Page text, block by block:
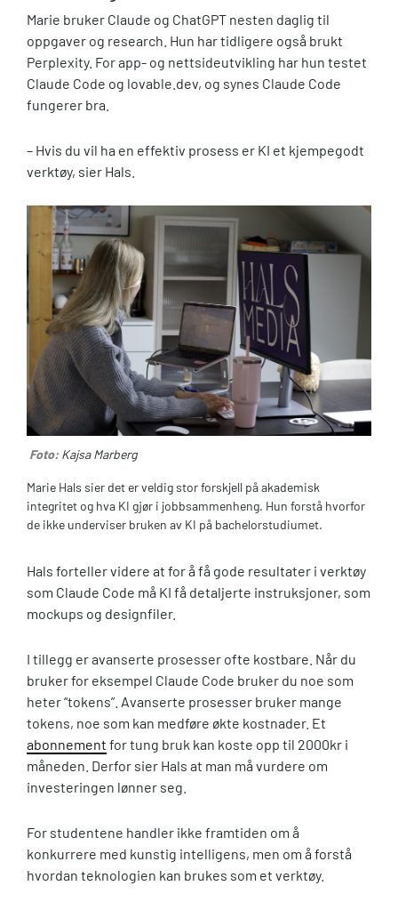
Marie bruker Claude og ChatGPT nesten daglig til
oppgaver og research. Hun har tidligere også brukt
Perplexity. For app- og nettsideutvikling har hun testet
Claude Code og lovable.dev, og synes Claude Code
fungerer bra.
– Hvis du vil ha en effektiv prosess er KI et kjempegodt
verktøy, sier Hals.
Foto: Kajsa Marberg
Marie Hals sier det er veldig stor forskjell på akademisk
integritet og hva KI gjør i jobbsammenheng. Hun forstå hvorfor
de ikke underviser bruken av KI på bachelorstudiumet.
Hals forteller videre at for å få gode resultater i verktøy
som Claude Code må KI få detaljerte instruksjoner, som
mockups og designfiler.
I tillegg er avanserte prosesser ofte kostbare. Når du
bruker for eksempel Claude Code bruker du noe som
heter “tokens”. Avanserte prosesser bruker mange
tokens, noe som kan medføre økte kostnader. Et
abonnement for tung bruk kan koste opp til 2000kr i
måneden. Derfor sier Hals at man må vurdere om
investeringen lønner seg.
For studentene handler ikke framtiden om å
konkurrere med kunstig intelligens, men om å forstå
hvordan teknologien kan brukes som et verktøy.